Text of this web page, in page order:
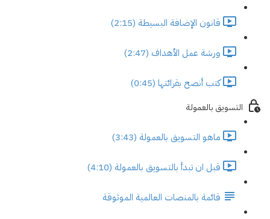
قانون الإضافة البسيطة (2:15)
ورشة عمل الأهداف (2:47)
كتب أنصح بقرائتها (0:45)
التسويق بالعمولة
ماهو التسويق بالعمولة (3:43)
قبل ان تبدأ بالتسويق بالعمولة (4:10)
قائمة بالمنصات العالمية الموثوقة